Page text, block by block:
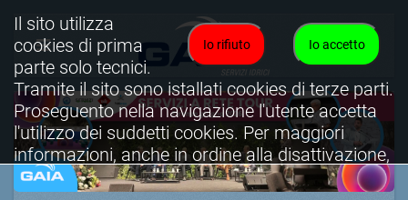
Io accetto
Io rifiuto
Il sito utilizza
cookies di prima
parte solo tecnici.
Tramite il sito sono istallati cookies di terze parti.
Proseguento nella navigazione l'utente accetta
l'utilizzo dei suddetti cookies. Per maggiori
informazioni, anche in ordine alla disattivazione,
è possibile consultare l'informativa cookies